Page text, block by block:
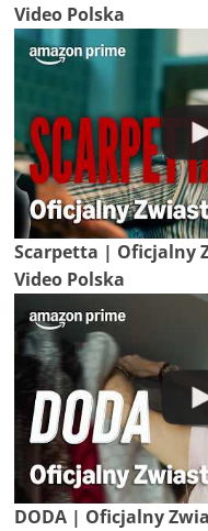
Video Polska
Scarpetta | Oficjalny
Video Polska
DODA | Oficjalny